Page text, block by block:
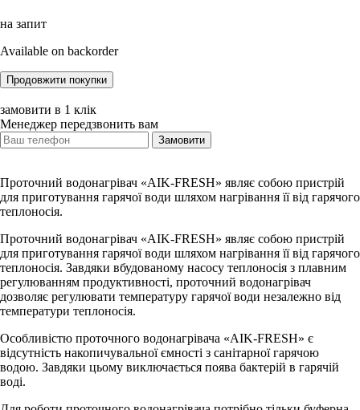
на запит
Available on backorder
Продовжити покупки
замовити в 1 клік
Менеджер передзвонить вам
Замовити
Проточний водонагрівач «AIK-FRESH» являє собою пристрій
для приготування гарячої води шляхом нагрівання її від гарячого
теплоносія.
Проточний водонагрівач «AIK-FRESH» являє собою пристрій
для приготування гарячої води шляхом нагрівання її від гарячого
теплоносія. Завдяки вбудованому насосу теплоносія з плавним
регулюванням продуктивності, проточний водонагрівач
дозволяє регулювати температуру гарячої води незалежно від
температури теплоносія.
Особливістю проточного водонагрівача «AIK-FRESH» є
відсутність накопичувальної ємності з санітарної гарячою
водою. Завдяки цьому виключається поява бактерій в гарячій
воді.